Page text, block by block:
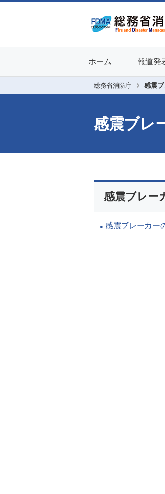
ホーム 報道発
総務省消防庁 感震
感震ブレ
感震ブレー
感震ブレーカー